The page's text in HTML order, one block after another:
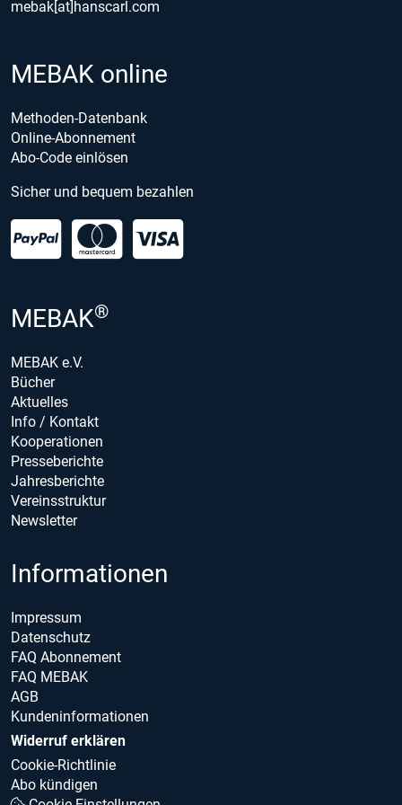
mebak[at]hanscarl.com
MEBAK online
Methoden-Datenbank
Online-Abonnement
Abo-Code einlösen
Sicher und bequem bezahlen
MEBAK®
MEBAK e.V.
Bücher
Aktuelles
Info / Kontakt
Kooperationen
Presseberichte
Jahresberichte
Vereinsstruktur
Newsletter
Informationen
Impressum
Datenschutz
FAQ Abonnement
FAQ MEBAK
AGB
Kundeninformationen
Widerruf erklären
Cookie-Richtlinie
Abo kündigen